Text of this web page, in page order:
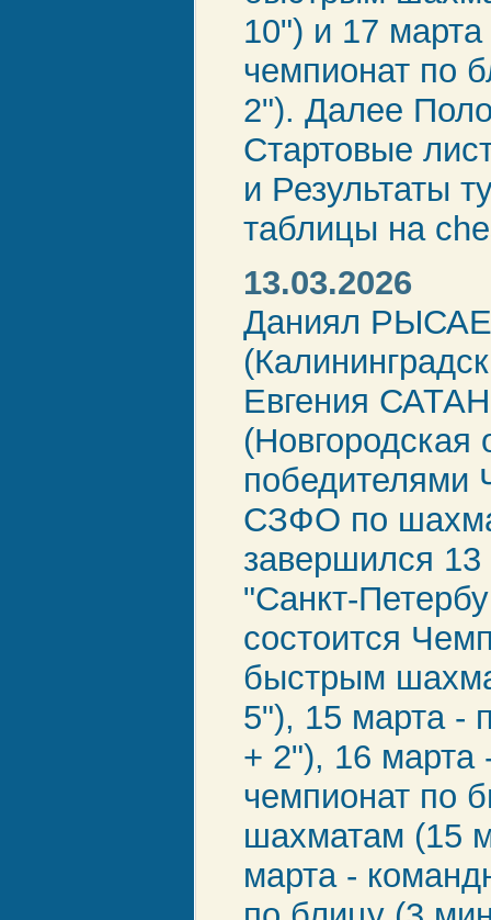
10") и 17
чемпионат по
2"). Далее
Стартовые
и Результаты
таблицы на
13.03.2026
Даниял
Евгения
(Новгородская
победителями
СЗФО по
завершился 13
"Санкт-
состоится
быстрым
5"), 15 марта -
+ 2"), 16 марта
чемпионат по
шахматам (15
марта -